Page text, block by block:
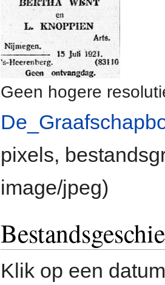
Geen hogere
pixels,
image/jpeg)
Klik op een